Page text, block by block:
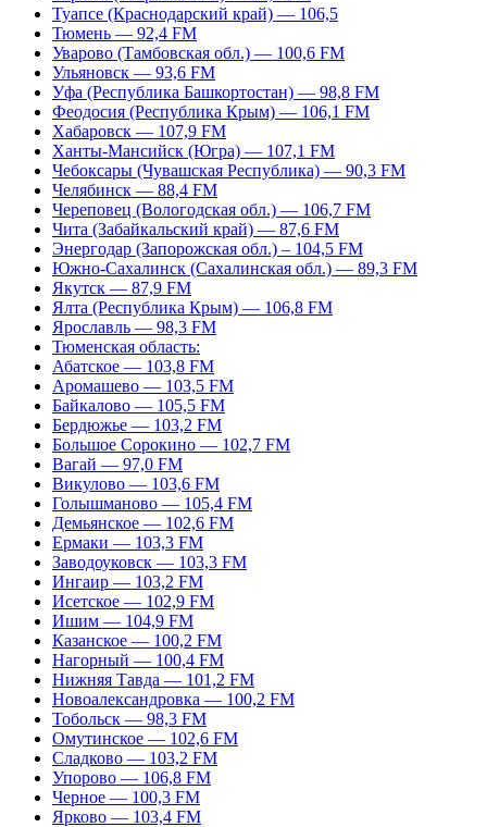
Туапсе (Краснодарский край) — 106,5
Тюмень — 92,4 FM
Уварово (Тамбовская обл.) — 100,6 FM
Ульяновск — 93,6 FM
Уфа (Республика Башкортостан) — 98,8 FM
Феодосия (Республика Крым) — 106,1 FM
Хабаровск — 107,9 FM
Ханты-Мансийск (Югра) — 107,1 FM
Чебоксары (Чувашская Республика) — 90,3 FM
Челябинск — 88,4 FM
Череповец (Вологодская обл.) — 106,7 FM
Чита (Забайкальский край) — 87,6 FM
Энергодар (Запорожская обл.) – 104,5 FM
Южно-Сахалинск (Сахалинская обл.) — 89,3 FM
Якутск — 87,9 FM
Ялта (Республика Крым) — 106,8 FM
Ярославль — 98,3 FM
Тюменская область:
Абатское — 103,8 FM
Аромашево — 103,5 FM
Байкалово — 105,5 FM
Бердюжье — 103,2 FM
Большое Сорокино — 102,7 FM
Вагай — 97,0 FM
Викулово — 103,6 FM
Голышманово — 105,4 FM
Демьянское — 102,6 FM
Ермаки — 103,3 FM
Заводоуковск — 103,3 FM
Ингаир — 103,2 FM
Исетское — 102,9 FM
Ишим — 104,9 FM
Казанское — 100,2 FM
Нагорный — 100,4 FM
Нижняя Тавда — 101,2 FM
Новоалександровка — 100,2 FM
Тобольск — 98,3 FM
Омутинское — 102,6 FM
Сладково — 103,2 FM
Упорово — 106,8 FM
Черное — 100,3 FM
Ярково — 103,4 FM